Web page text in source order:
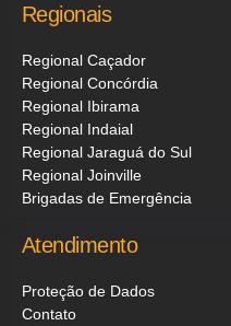
Regionais
Regional Caçador
Regional Concórdia
Regional Ibirama
Regional Indaial
Regional Jaraguá do Sul
Regional Joinville
Brigadas de Emergência
Atendimento
Proteção de Dados
Contato